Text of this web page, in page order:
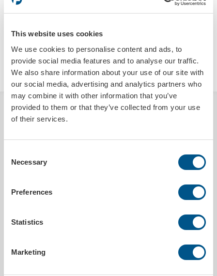
This website uses cookies
We use cookies to personalise content and ads, to
provide social media features and to analyse our traffic.
We also share information about your use of our site with
our social media, advertising and analytics partners who
may combine it with other information that you’ve
provided to them or that they’ve collected from your use
of their services.
Selection
Necessary
Preferences
Statistics
Marketing
LEGG I HANDLEKURVEN
BESKRIVELSE
Plasteret limes på steinspruten på ruten og hindrer at det utvikler
trenge inn i sprekken.
PRODUKTDETALJER
Trykkbar
Høyde